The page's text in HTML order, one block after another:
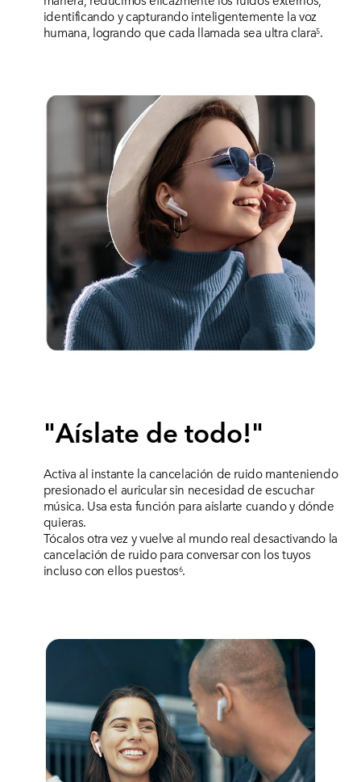
identificando y capturando inteligentemente la voz
humana, logrando que cada llamada sea ultra clara5.
"Aíslate de todo!"
Activa al instante la cancelación de ruido manteniendo
presionado el auricular sin necesidad de escuchar
música. Usa esta función para aislarte cuando y dónde
quieras.
Tócalos otra vez y vuelve al mundo real desactivando la
cancelación de ruido para conversar con los tuyos
incluso con ellos puestos6.